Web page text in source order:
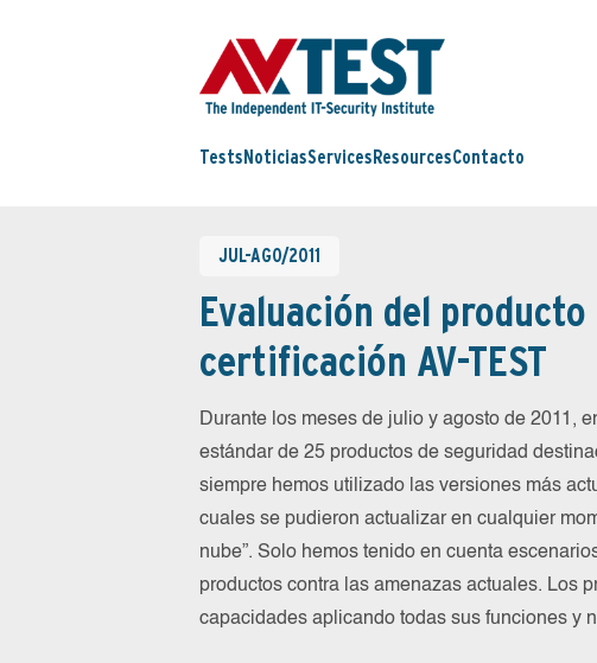
Tests NoticiasServices ResourcesContacto
JUL-AGO/2011
Evaluación del
certificación AV-TEST
Durante los meses de julio y agosto de 2011,
estándar de 25 productos de seguridad
siempre hemos utilizado las versiones más
cuales se pudieron actualizar en cualquier
nube”. Solo hemos tenido en cuenta
productos contra las amenazas actuales. Los
capacidades aplicando todas sus funciones y